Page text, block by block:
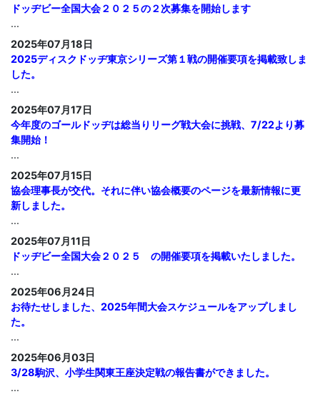
ドッヂビー全国大会２０２５の２次募集を開始します
...
2025年07月18日
2025ディスクドッヂ東京シリーズ第１戦の開催要項を掲載致しま
した。
...
2025年07月17日
今年度のゴールドッヂは総当りリーグ戦大会に挑戦、7/22より募
集開始！
...
2025年07月15日
協会理事長が交代。それに伴い協会概要のページを最新情報に更
新しました。
...
2025年07月11日
ドッヂビー全国大会２０２５ の開催要項を掲載いたしました。
...
2025年06月24日
お待たせしました、2025年間大会スケジュールをアップしまし
た。
...
2025年06月03日
3/28駒沢、小学生関東王座決定戦の報告書ができました。
...